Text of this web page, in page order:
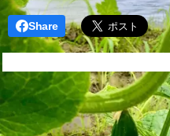
Share